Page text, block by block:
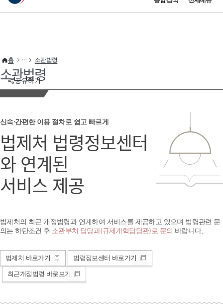
이 누리집은 대한민국 공식 전자정부 누리집입니다.
공유하기
홈 소관법령
소관법령
신속·간편한 이용 절차로 쉽고 빠르게
법제처 법령정보센터
와 연계된
서비스 제공
법제처의 최근 개정법령과 연계하여 서비스를 제공하고 있으며 법령관련 문
의는 하단조건 후 소관부처 담당과(규제개혁담당관)로 문의 바랍니다.
법제처 바로가기 법령정보센터 바로가기
최근개정법령 바로보기